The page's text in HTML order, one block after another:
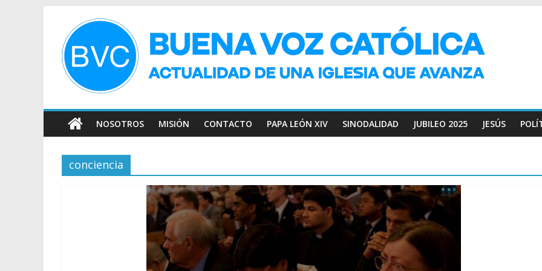
NOSOTROS MISIÓN CONTACTO PAPA LEÓN XIV SINODALIDAD JUBILEO 2025 JESÚS
conciencia